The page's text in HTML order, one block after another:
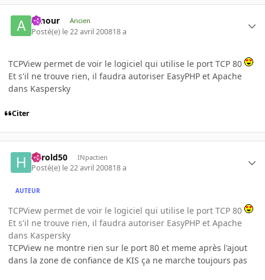
Amour Ancien
Posté(e) le 22 avril 200818 a
TCPView permet de voir le logiciel qui utilise le port TCP 80
Et s'il ne trouve rien, il faudra autoriser EasyPHP et Apache
dans Kaspersky
Citer
harold50 INpactien
Posté(e) le 22 avril 200818 a
AUTEUR
TCPView permet de voir le logiciel qui utilise le port TCP 80
Et s'il ne trouve rien, il faudra autoriser EasyPHP et Apache
dans Kaspersky
TCPView ne montre rien sur le port 80 et meme après l'ajout
dans la zone de confiance de KIS ça ne marche toujours pas